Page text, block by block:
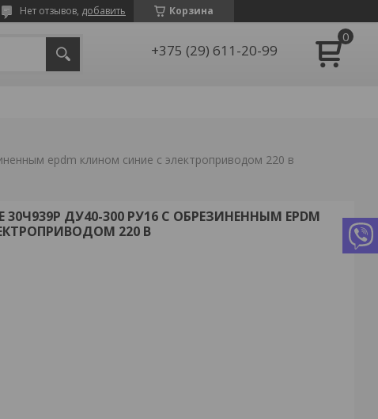
Корзина
Нет отзывов, добавить
+375 (29) 611-20-99
epdm клином синие с электроприводом 220 в
ДУ40-300 РУ16 С ОБРЕЗИНЕННЫМ EPDM
220 В